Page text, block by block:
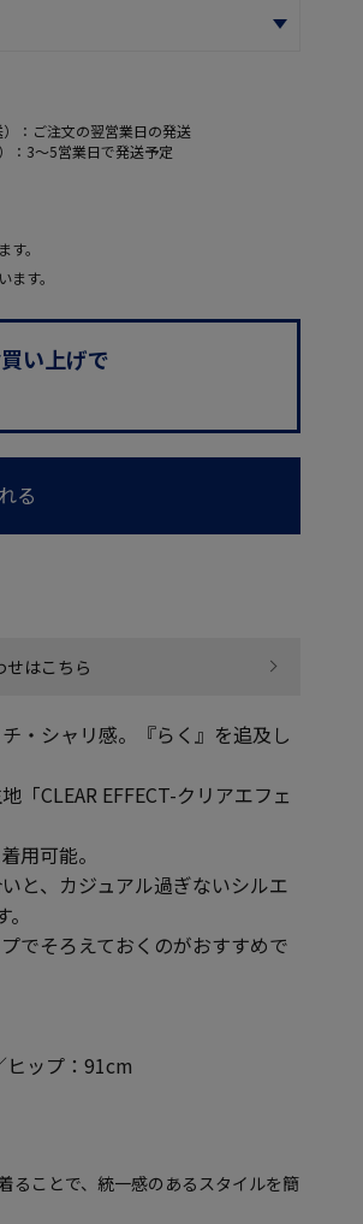
）：ご注文の翌営業日の発送
：3～5営業日で発送予定
。
す。
い上げで
る
せはこちら
・シャリ感。『らく』を追及し
CLEAR EFFECT-クリアエフェ
用可能。
と、カジュアル過ぎないシルエ
でそろえておくのがおすすめで
ップ：91cm
ることで、統一感のあるスタイルを簡